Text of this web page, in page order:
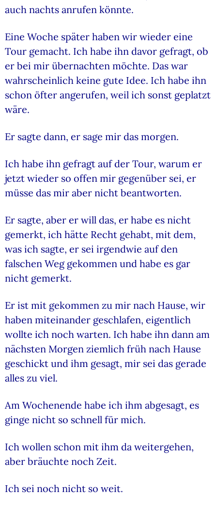
auch nachts anrufen könnte.
Eine Woche später haben wir wieder eine
Tour gemacht. Ich habe ihn davor gefragt, ob
er bei mir übernachten möchte. Das war
wahrscheinlich keine gute Idee. Ich habe ihn
schon öfter angerufen, weil ich sonst geplatzt
wäre.
Er sagte dann, er sage mir das morgen.
Ich habe ihn gefragt auf der Tour, warum er
jetzt wieder so offen mir gegenüber sei, er
müsse das mir aber nicht beantworten.
Er sagte, aber er will das, er habe es nicht
gemerkt, ich hätte Recht gehabt, mit dem,
was ich sagte, er sei irgendwie auf den
falschen Weg gekommen und habe es gar
nicht gemerkt.
Er ist mit gekommen zu mir nach Hause, wir
haben miteinander geschlafen, eigentlich
wollte ich noch warten. Ich habe ihn dann am
nächsten Morgen ziemlich früh nach Hause
geschickt und ihm gesagt, mir sei das gerade
alles zu viel.
Am Wochenende habe ich ihm abgesagt, es
ginge nicht so schnell für mich.
Ich wollen schon mit ihm da weitergehen,
aber bräuchte noch Zeit.
Ich sei noch nicht so weit.